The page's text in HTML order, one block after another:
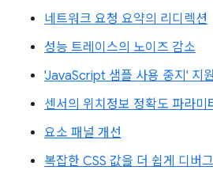
네트워크 요청 요약의 리디렉션
성능 트레이스의 노이즈 감소
'JavaScript 샘플 사용 중지' 지
센서의 위치정보 정확도 파라미
요소 패널 개선
복잡한 CSS 값을 더 쉽게 디버그